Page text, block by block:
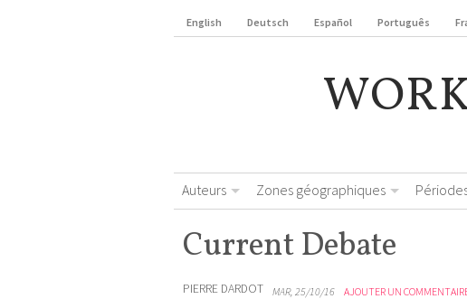
English Deutsch Español Português
Auteurs Zones géographiques
Current Debate
PIERRE DARDOT MAR, 25/10/16 AJOUTER UN